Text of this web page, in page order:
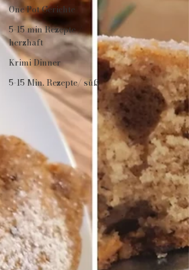
One Pot Gerichte
5-15 min Rezepte /
herzhaft
Krimi Dinner
5-15 Min. Rezepte/ süß